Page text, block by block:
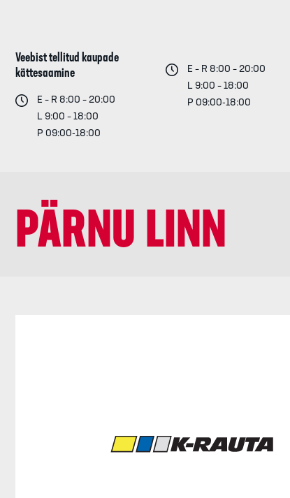
Veebist tellitud kaupade
kättesaamine
E – R 8:00 – 20:00
L 9:00 – 18:00
P 09:00-18:00
E – R 8:00 – 20:00
L 9:00 – 18:00
P 09:00-18:00
PÄRNU LINN